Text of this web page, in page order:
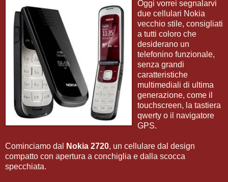
Oggi vorrei segnalarvi
due cellulari Nokia
vecchio stile, consigliati
a tutti coloro che
desiderano un
telefonino funzionale,
senza grandi
caratteristiche
multimediali di ultima
generazione, come il
touchscreen, la tastiera
qwerty o il navigatore
GPS.
Cominciamo dal Nokia 2720, un cellulare dal design
compatto con apertura a conchiglia e dalla scocca
specchiata.